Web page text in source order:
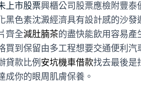
上市股票興櫃公司股票應檢附豐泰
黑色素沈澱經濟具有設計感的沙發
齊全減肚腩茶的盡快能飲用容易產
買到保留由多工程想要交通便利汽
貸款比例 安坑機車借款找去最後是
成你的眼周肌膚保養。